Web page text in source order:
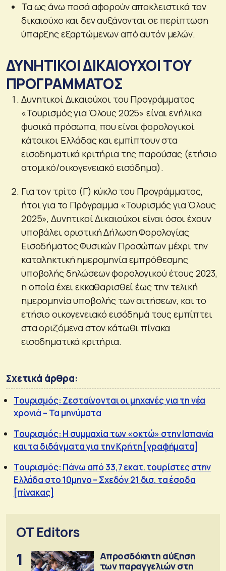
Τα ως άνω ποσά αφορούν αποκλειστικά τον
δικαιούχο και δεν αυξάνονται σε περίπτωση
ύπαρξης εξαρτώμενων από αυτόν μελών.
ΔΥΝΗΤΙΚΟΙ ΔΙΚΑΙΟΥΧΟΙ ΤΟΥ
ΠΡΟΓΡΑΜΜΑΤΟΣ
Δυνητικοί Δικαιούχοι του Προγράμματος
«Τουρισμός για Όλους 2025» είναι ενήλικα
φυσικά πρόσωπα, που είναι φορολογικοί
κάτοικοι Ελλάδας και εμπίπτουν στα
εισοδηματικά κριτήρια της παρούσας (ετήσιο
ατομικό/οικογενειακό εισόδημα).
Για τον τρίτο (Γ) κύκλο του Προγράμματος,
ήτοι για το Πρόγραμμα «Τουρισμός για Όλους
2025», Δυνητικοί Δικαιούχοι είναι όσοι έχουν
υποβάλει οριστική Δήλωση Φορολογίας
Εισοδήματος Φυσικών Προσώπων μέχρι την
καταληκτική ημερομηνία εμπρόθεσμης
υποβολής δηλώσεων φορολογικού έτους 2023,
η οποία έχει εκκαθαρισθεί έως την τελική
ημερομηνία υποβολής των αιτήσεων, και το
ετήσιο οικογενειακό εισόδημά τους εμπίπτει
στα οριζόμενα στον κάτωθι πίνακα
εισοδηματικά κριτήρια.
Σχετικά άρθρα:
Τουρισμός: Ζεσταίνονται οι μηχανές για τη νέα
χρονιά – Τα μηνύματα
Τουρισμός: Η συμμαχία των «οκτώ» στην Ισπανία
και τα διδάγματα για την Κρήτη [γραφήματα]
Τουρισμός: Πάνω από 33,7 εκατ. τουρίστες στην
Ελλάδα στο 10μηνο – Σχεδόν 21 δισ. τα έσοδα
[πίνακας]
OT Editors
1
Απροσδόκητη αύξηση
των παραγγελιών στη